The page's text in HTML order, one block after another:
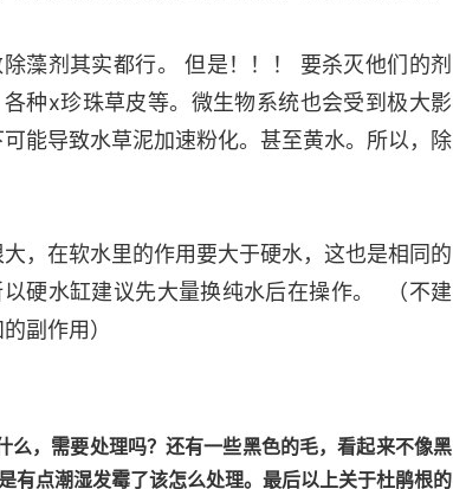
藻剂其实都行。 但是！！！ 要杀灭他们的剂
种x珍珠草皮等。微生物系统也会受到极大影
能导致水草泥加速粉化。甚至黄水。所以，除
，在软水里的作用要大于硬水，这也是相同的
硬水缸建议先大量换纯水后在操作。 （不建
副作用）
，需要处理吗？还有一些黑色的毛，看起来不像黑
有点潮湿发霉了该怎么处理。最后以上关于杜鹃根的